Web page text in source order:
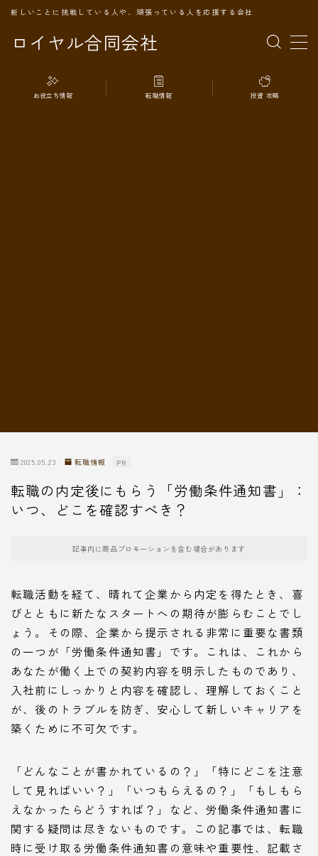
ロイヤル合同会社
新しいことに挑戦している人や、頑張っている人を応援する会社
MENU
TOPページ
お役立ち情報 転職情報 投資 攻略
2025.05.23 転職情報 PR
転職の内定後にもらう「労働条件通知書」：
いつ、どこを確認すべき？
記事内に商品プロモーションを含む場合があります
転職活動を経て、晴れて企業から内定を得たとき、喜
びとともに新たなスタートへの期待が膨らむことでし
ょう。その際、企業から提示される非常に重要な書類
の一つが「労働条件通知書」です。これは、これから
あなたが働く上での契約内容を明示したものであり、
入社前にしっかりと内容を確認し、理解しておくこと
が、後のトラブルを防ぎ、安心して新しいキャリアを
築くために不可欠です。
「どんなことが書かれているの？」「特にどこを注意
して見ればいい？」「いつもらえるの？」「もしもら
えなかったらどうすれば？」など、労働条件通知書に
関する疑問は尽きないものです。この記事では、転職
時に受け取る労働条件通知書の意味や重要性、記載さ